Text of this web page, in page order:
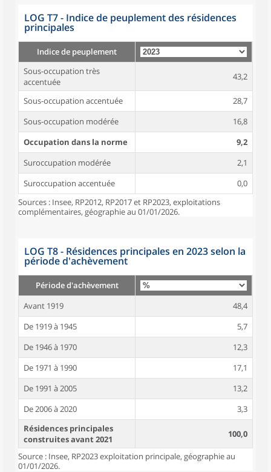
LOG T7 - Indice de peuplement des résidences
principales
Indice de peuplement
Sous-occupation très
accentuée
43,2
Sous-occupation accentuée
28,7
Sous-occupation modérée
16,8
Occupation dans la norme
9,2
Suroccupation modérée
2,1
Suroccupation accentuée
0,0
Sources : Insee, RP2012, RP2017 et RP2023, exploitations
complémentaires, géographie au 01/01/2026.
LOG T8 - Résidences principales en 2023 selon la
période d'achèvement
Période d'achèvement
Avant 1919
48,4
De 1919 à 1945
5,7
De 1946 à 1970
12,3
De 1971 à 1990
17,1
De 1991 à 2005
13,2
De 2006 à 2020
3,3
Résidences principales
construites avant 2021
100,0
Source : Insee, RP2023 exploitation principale, géographie au
01/01/2026.